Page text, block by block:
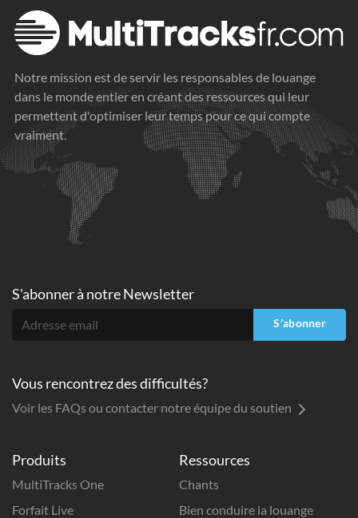
Notre mission est de servir les responsables de louange
dans le monde entier en créant des ressources qui leur
permettent d'optimiser leur temps pour ce qui compte
vraiment.
Produits
MultiTracks One
Forfait Live
Ressources
Chants
Bien conduire la louange
S'abonner à notre Newsletter
S'abonner
Vous rencontrez des difficultés?
Voir les FAQs ou contacter notre équipe du soutien